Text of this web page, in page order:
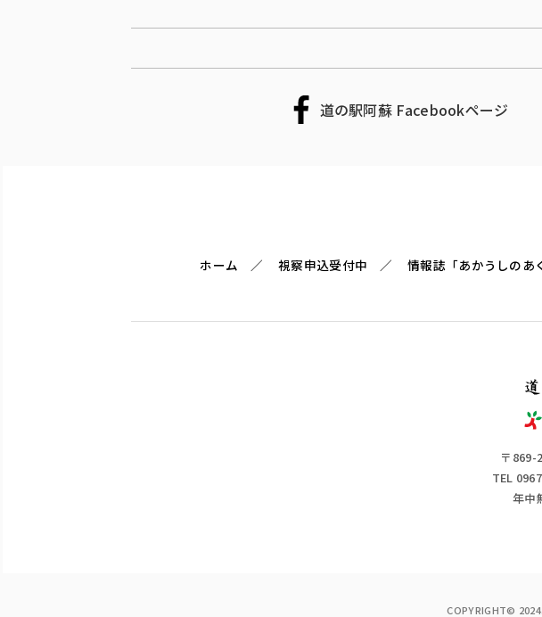
道の駅阿蘇 Facebookページ
ホーム 視察申込受付中 情報誌「あかうしのあ
〒869-
TEL
年中
COPYRIGHT©